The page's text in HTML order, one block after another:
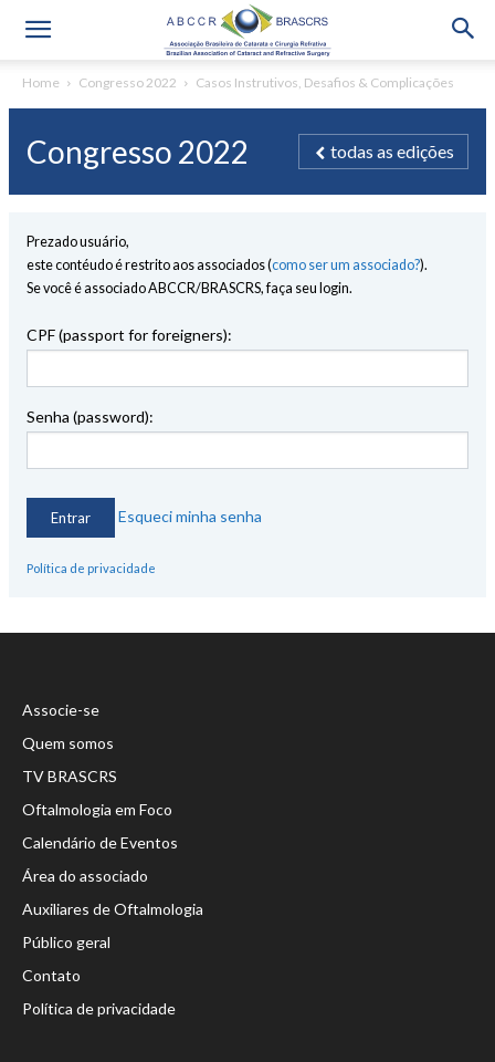
Home Congresso 2022 Casos Instrutivos, Desafios & Complicações
Congresso 2022 todas as edições
Prezado usuário,
este contéudo é restrito aos associados (como ser um associado?).
Se você é associado ABCCR/BRASCRS, faça seu login.
CPF (passport for foreigners):
Senha (password):
Esqueci minha senha
Política de privacidade
Associe-se
Quem somos
TV BRASCRS
Oftalmologia em Foco
Calendário de Eventos
Área do associado
Auxiliares de Oftalmologia
Público geral
Contato
Política de privacidade